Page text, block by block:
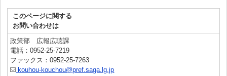
このページに関する
お問い合わせは
政策部 広報広聴課
電話：0952-25-7219
ファックス：0952-25-7263
kouhou-kouchou@pref.saga.lg.jp